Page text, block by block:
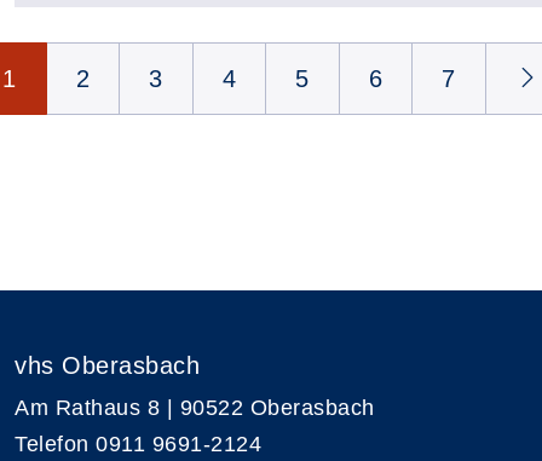
1 2 3 4 5 6 7
vhs Oberasbach
Am Rathaus 8 | 90522 Oberasbach
Telefon 0911 9691-2124